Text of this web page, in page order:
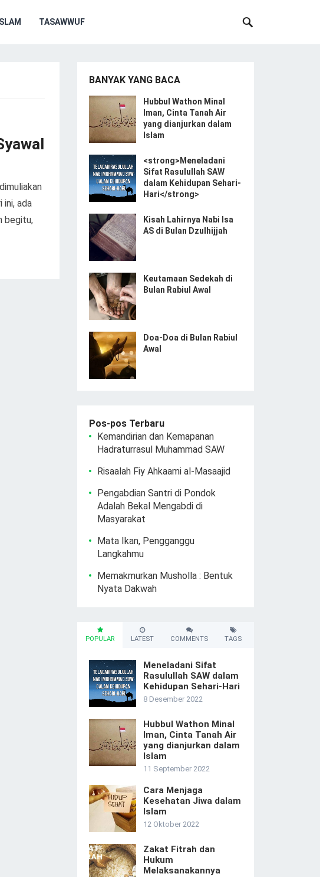
TASAWWUF
ini, ada
begitu,
BANYAK YANG BACA
Hubbul Wathon Minal
Iman, Cinta Tanah Air
yang dianjurkan dalam
Islam
<strong>Meneladani
Sifat Rasulullah SAW
dalam Kehidupan Sehari-
Hari</strong>
Kisah Lahirnya Nabi Isa
AS di Bulan Dzulhijjah
Keutamaan Sedekah di
Bulan Rabiul Awal
Doa-Doa di Bulan Rabiul
Awal
Pos-pos Terbaru
Kemandirian dan Kemapanan
Hadraturrasul Muhammad SAW
Risaalah Fiy Ahkaami al-Masaajid
Pengabdian Santri di Pondok
Adalah Bekal Mengabdi di
Masyarakat
Mata Ikan, Pengganggu
Langkahmu
Memakmurkan Musholla : Bentuk
Nyata Dakwah
POPULAR LATEST COMMENTS TAGS
Meneladani Sifat
Rasulullah SAW dalam
Kehidupan Sehari-Hari
8 Desember 2022
Hubbul Wathon Minal
Iman, Cinta Tanah Air
yang dianjurkan dalam
Islam
11 September 2022
Cara Menjaga
Kesehatan Jiwa dalam
Islam
12 Oktober 2022
Zakat Fitrah dan
Hukum
Melaksanakannya